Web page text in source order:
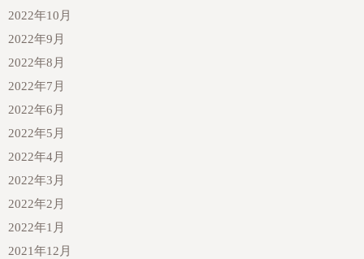
2022年10月
2022年9月
2022年8月
2022年7月
2022年6月
2022年5月
2022年4月
2022年3月
2022年2月
2022年1月
2021年12月